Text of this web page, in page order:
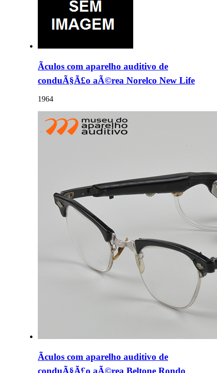
Ãculos com aparelho auditivo de
conduÃ§Ã£o aÃ©rea Norelco New Life
1964
Ãculos com aparelho auditivo de
conduÃ§Ã£o aÃ©rea Beltone Rondo